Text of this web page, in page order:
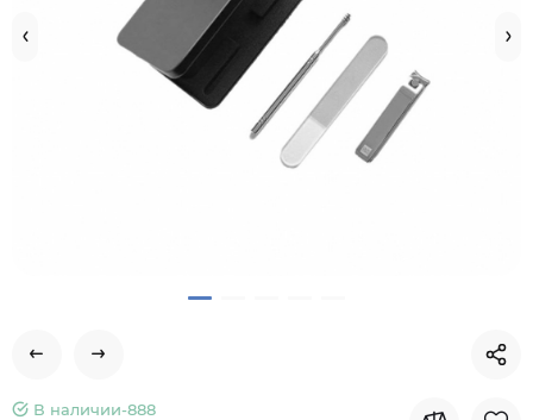
В наличии-888